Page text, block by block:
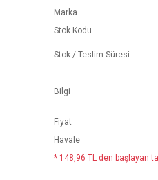
Marka
Stok Kodu
Stok / Teslim Süresi
Bilgi
Fiyat
Havale
* 148,96 TL den başlayan